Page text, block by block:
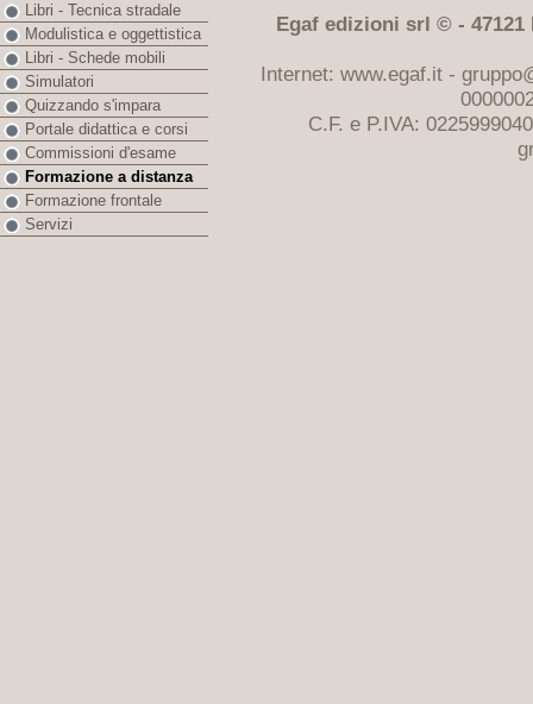
Egaf edizioni srl © - 47121
Internet: www.egaf.it -
C.F. e P.IVA:
Libri - Tecnica stradale
Modulistica e oggettistica
Libri - Schede mobili
Simulatori
Quizzando s'impara
Portale didattica e corsi
Commissioni d'esame
Formazione a distanza
Formazione frontale
Servizi